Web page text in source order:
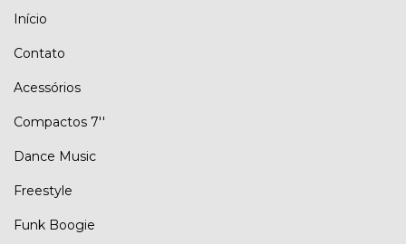
Início
Contato
Acessórios
Compactos 7''
Dance Music
Freestyle
Funk Boogie